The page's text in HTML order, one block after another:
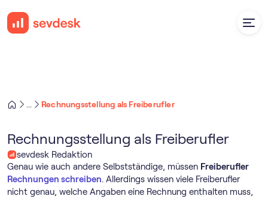
Rechnungsstellung als Freiberufler
Rechnungsstellung als Freiberufler
sevdesk Redaktion
Genau wie auch andere Selbstständige, müssen Freiberufler
Rechnungen schreiben. Allerdings wissen viele Freiberufler
nicht genau, welche Angaben eine Rechnung enthalten muss,